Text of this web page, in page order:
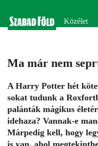
Közélet
Ma már nem
A Harry Potter hét
sokat tudunk a
palánták mágikus
idehaza? Vannak-e
Márpedig kell, hogy
is van, ahol